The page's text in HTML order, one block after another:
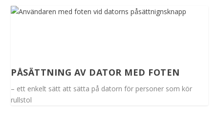
PÅSÄTTNING AV DATOR MED FOTEN
– ett enkelt sätt att sätta på datorn för personer som kör
rullstol